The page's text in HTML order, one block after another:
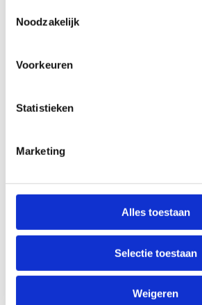
Noodzakelijk
Voorkeuren
Statistieken
Marketing
Alles toestaan
Selectie toestaan
Weigeren
sportinfrastructuur van
sportclubs. Zo wordt er
gemaakt van de bestaande
aanbod per
Het
stimuleert
opvang en activiteiten voor
Inspiratie: Naschoolse sport in